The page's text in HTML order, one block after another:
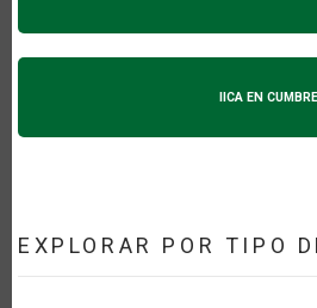
IICA EN
EXPLORAR POR TIPO